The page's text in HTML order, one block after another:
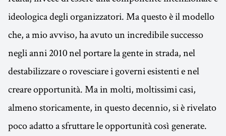
ideologica degli organizzatori. Ma questo è il modello
che, a mio avviso, ha avuto un incredibile successo
negli anni 2010 nel portare la gente in strada, nel
destabilizzare o rovesciare i governi esistenti e nel
creare opportunità. Ma in molti, moltissimi casi,
almeno storicamente, in questo decennio, si è rivelato
poco adatto a sfruttare le opportunità così generate.